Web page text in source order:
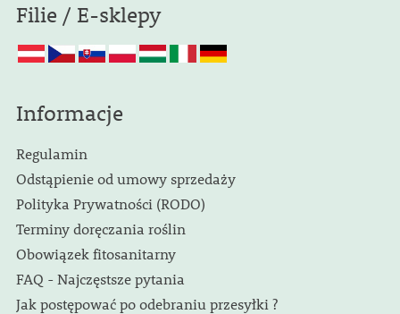
Filie / E-sklepy
Informacje
Regulamin
Odstąpienie od umowy sprzedaży
Polityka Prywatności (RODO)
Terminy doręczania roślin
Obowiązek fitosanitarny
FAQ - Najczęstsze pytania
Jak postępować po odebraniu przesyłki ?